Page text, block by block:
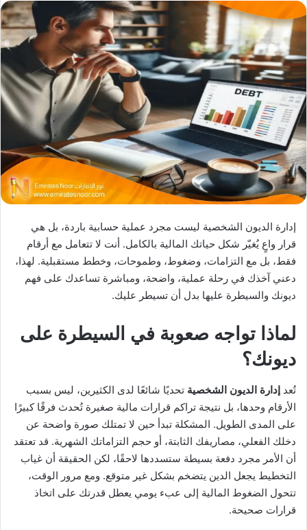
ع
ع
ل
ى
X
ل
ب
ر
ي
د
إ
ل
ك
ت
ر
و
ن
إدارة الديون الشخصية ليست مجرد عملية حسابية باردة، بل هي
قرار واعٍ يُغيّر شكل حياتك المالية بالكامل. أنت لا تتعامل مع أرقام
فقط، بل مع التزامات، وضغوط، وطموحات، وخطط مستقبلية. لهذا،
دعني آخذك في رحلة عملية، واضحة، ومباشرة تساعدك على فهم
ديونك والسيطرة عليها بدل أن تسيطر عليك.
لماذا تواجه صعوبة في السيطرة على
ديونك؟
تُعد إدارة الديون الشخصية تحديًا شائعًا لدى الكثيرين، ليس بسبب
الأرقام وحدها، بل نتيجة تراكم قرارات مالية صغيرة تُحدث فرقًا كبيرًا
على المدى الطويل. المشكلة تبدأ حين لا تمتلك صورة واضحة عن
دخلك الفعلي، مصاريفك الثابتة، أو حجم التزاماتك الشهرية. قد تعتقد
أن الأمر مجرد دفعة بسيطة ستسددها لاحقًا، لكن الحقيقة أن غياب
التخطيط يجعل الدين يتضخم بشكل غير متوقع. ومع مرور الوقت،
تتحول الضغوط المالية إلى عبء يومي يعطل قدرتك على اتخاذ
قرارات صحيحة.